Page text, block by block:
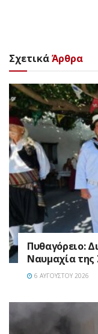
ΣχετικάΆρθρα
Πυθαγόρειο:
Ναυμαχία της
6 ΑΥΓΟΎΣΤΟΥ 2026